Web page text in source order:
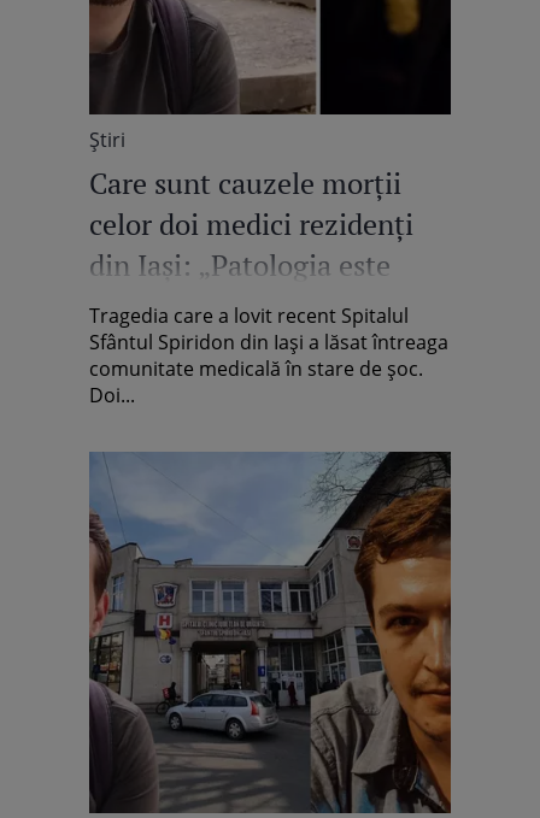
Știri
Care sunt cauzele morții
celor doi medici rezidenți
din Iași: „Patologia este
groaznică”. Rezultatele
autopsiei
Tragedia care a lovit recent Spitalul
Sfântul Spiridon din Iași a lăsat întreaga
comunitate medicală în stare de șoc.
Doi...